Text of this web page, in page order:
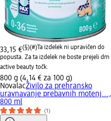
33,15 €(§)(#)Ta izdelek ni upravičen do
popusta. Za ta izdelek ne boste prejeli dm
active beauty točk.
800 g (4,14 € za 100 g)
NovalacŽivilo za prehransko
uravnavanje prebavnih motenj...,
800 ml
(1)